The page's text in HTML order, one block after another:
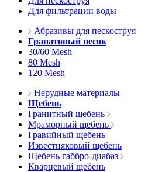
Для фильтрации воды
Абразивы для пескоструя
Гранатовый песок
30/60 Mesh
80 Mesh
120 Mesh
Нерудные материалы
Щебень
Гранитный щебень
Мраморный щебень
Гравийный щебень
Известняковый щебень
Щебень габбро-диабаз
Кварцевый щебень